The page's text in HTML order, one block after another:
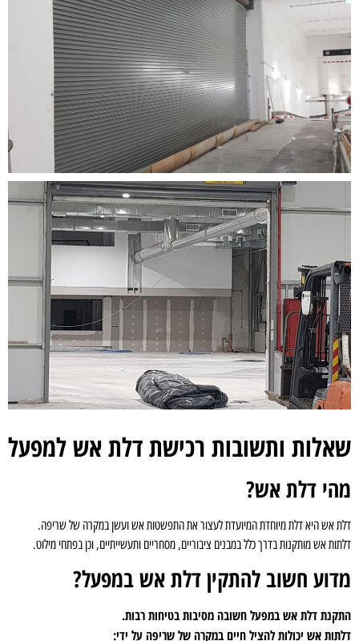
שאלות ותשובות רכישת דלת אש למפעל
מהי דלת אש?
דלת אש היא דלת מיוחדת המיועדת לעצור את התפשטות אש ועשן במקרה של שריפה.
דלתות אש מותקנות בדרך כלל במבנים ציבוריים, מסחריים ותעשייתיים, וכן בפתחי מילוט.
מדוע חשוב להתקין דלת אש במפעל?
התקנת דלת אש במפעל חשובה מסיבות בטיחות רבות.
דלתות אש יכולות להציל חיים במקרה של שריפה על ידי: